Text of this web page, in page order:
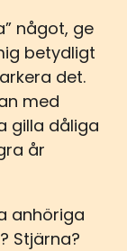
något, ge
betydligt
det.
med
gilla dåliga
år
anhöriga
Stjärna?